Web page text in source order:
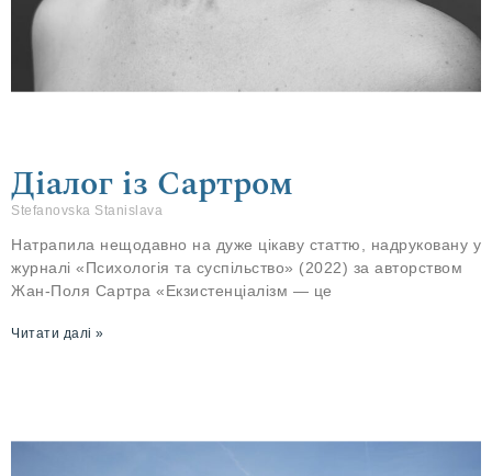
Діалог із Сартром
Stefanovska Stanislava
Натрапила нещодавно на дуже цікаву статтю, надруковану у
журналі «Психологія та суспільство» (2022) за авторством
Жан-Поля Сартра «Екзистенціалізм — це
Читати далі »